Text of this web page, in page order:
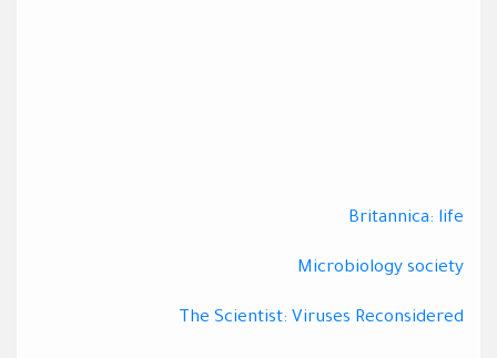
Britannica: life
Microbiology society
The Scientist: Viruses Reconsidered